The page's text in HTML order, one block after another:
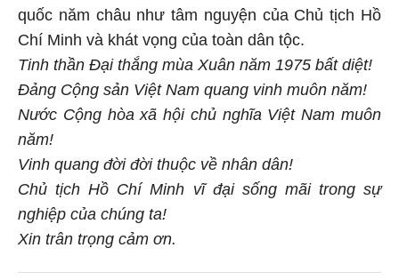
quốc năm châu như tâm nguyện của Chủ tịch Hồ
Chí Minh và khát vọng của toàn dân tộc.
Tinh thần Đại thắng mùa Xuân năm 1975 bất diệt!
Đảng Cộng sản Việt Nam quang vinh muôn năm!
Nước Cộng hòa xã hội chủ nghĩa Việt Nam muôn
năm!
Vinh quang đời đời thuộc về nhân dân!
Chủ tịch Hồ Chí Minh vĩ đại sống mãi trong sự
nghiệp của chúng ta!
Xin trân trọng cảm ơn.